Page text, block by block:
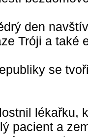
den
Tróji a také
se
lékařku,
pacient a